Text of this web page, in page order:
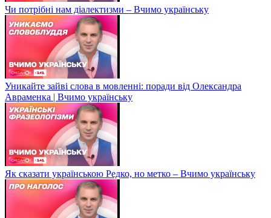
Чи потрібні нам діалектизми – Вчимо українську
Уникайте зайві слова в мовленні: поради від Олександра
Авраменка | Вчимо українську
Як сказати українською Редко, но метко – Вчимо українську